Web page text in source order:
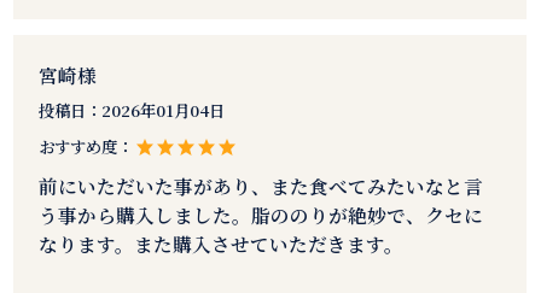
宮崎様
投稿日： 2026年01月04日
おすすめ度：
前にいただいた事があり、また食べてみたいなと言
う事から購入しました。脂ののりが絶妙で、クセに
なります。また購入させていただきます。